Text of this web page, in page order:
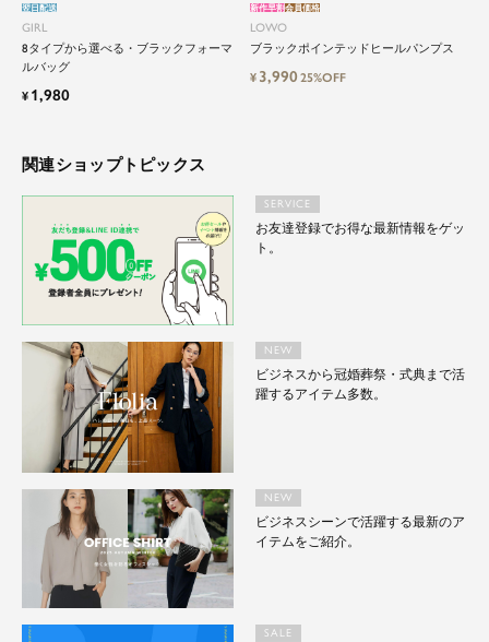
GIRL
8タイプから選べる・ブラックフォーマ
ルバッグ
翌日配送
¥ 1,980
LOWO
ブラックポインテッドヒールパンプス
新作早割会員価格
¥ 3,99025%OFF
関連ショップトピックス
SERVICE
お友達登録でお得な最新情報をゲッ
ト。
NEW
ビジネスから冠婚葬祭・式典まで活
躍するアイテム多数。
NEW
ビジネスシーンで活躍する最新のア
イテムをご紹介。
SALE